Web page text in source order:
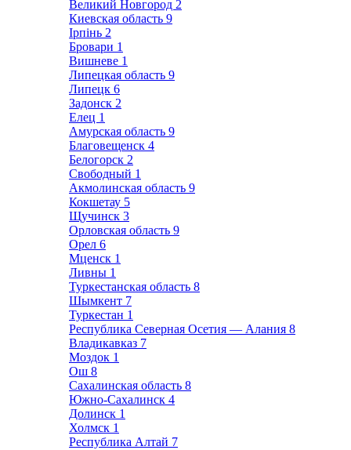
Великий Новгород 2
Киевская область 9
Ірпінь 2
Бровари 1
Вишневе 1
Липецкая область 9
Липецк 6
Задонск 2
Елец 1
Амурская область 9
Благовещенск 4
Белогорск 2
Свободный 1
Акмолинская область 9
Кокшетау 5
Щучинск 3
Орловская область 9
Орел 6
Мценск 1
Ливны 1
Туркестанская область 8
Шымкент 7
Туркестан 1
Республика Северная Осетия — Алания 8
Владикавказ 7
Моздок 1
Ош 8
Сахалинская область 8
Южно-Сахалинск 4
Долинск 1
Холмск 1
Республика Алтай 7